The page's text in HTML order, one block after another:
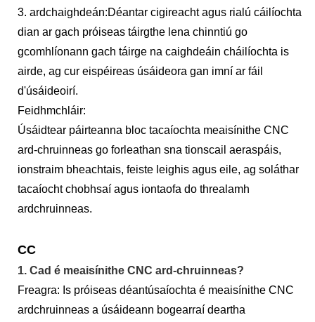
3. ardchaighdeán:Déantar cigireacht agus rialú cáilíochta
dian ar gach próiseas táirgthe lena chinntiú go
gcomhlíonann gach táirge na caighdeáin cháilíochta is
airde, ag cur eispéireas úsáideora gan imní ar fáil
d'úsáideoirí.
Feidhmchláir:
Úsáidtear páirteanna bloc tacaíochta meaisínithe CNC
ard-chruinneas go forleathan sna tionscail aeraspáis,
ionstraim bheachtais, feiste leighis agus eile, ag soláthar
tacaíocht chobhsaí agus iontaofa do threalamh
ardchruinneas.
CC
1. Cad é meaisínithe CNC ard-chruinneas?
Freagra: Is próiseas déantúsaíochta é meaisínithe CNC
ardchruinneas a úsáideann bogearraí deartha